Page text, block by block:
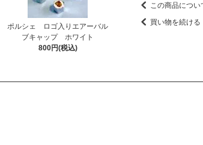
ポルシェ ロゴ入りエアーバル
ブキャップ ホワイト
800円(税込)
この商品につい
買い物を続ける